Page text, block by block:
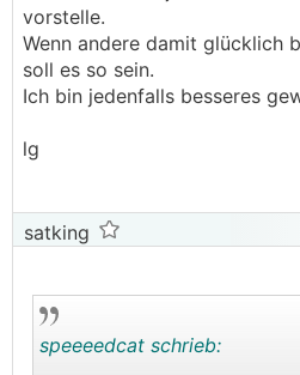
vorstelle.
Wenn andere damit glücklich
soll es so sein.
Ich bin jedenfalls besseres
lg
satking
speeeedcat schrieb: